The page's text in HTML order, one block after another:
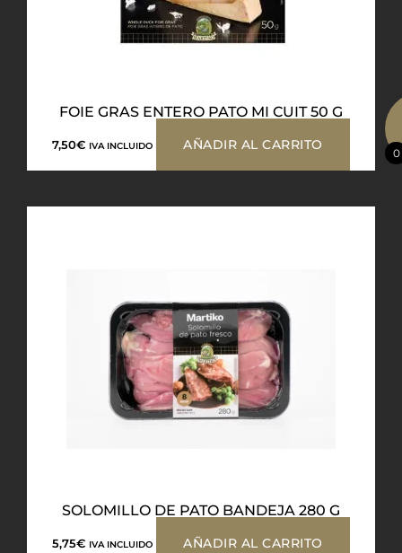
FOIE GRAS ENTERO PATO MI CUIT 50 G
7,50€ IVA INCLUIDO AÑADIR AL CARRITO
SOLOMILLO DE PATO BANDEJA 280 G
5,75€ IVA INCLUIDO AÑADIR AL CARRITO
0